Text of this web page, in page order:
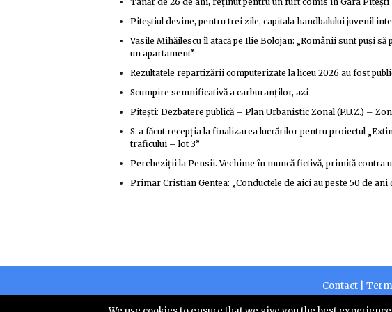
Piteștiul devine, pentru trei zile, capitala handbalului juvenil
Vasile Mihăilescu îl atacă pe Ilie Bolojan: „Românii sunt puși să
un apartament”
Rezultatele repartizării computerizate la liceu 2026 au fost
Scumpire semnificativă a carburanților, azi
Pitești: Dezbatere publică – Plan Urbanistic Zonal (P.U.Z.) –
S-a făcut recepția la finalizarea lucrărilor pentru proiectul
traficului – lot 3”
Percheziţii la Pensii. Vechime în muncă fictivă, primită contra
Primar Cristian Gentea: „Conductele de aici au peste 50 de
Contact
Copyright © 2026 |